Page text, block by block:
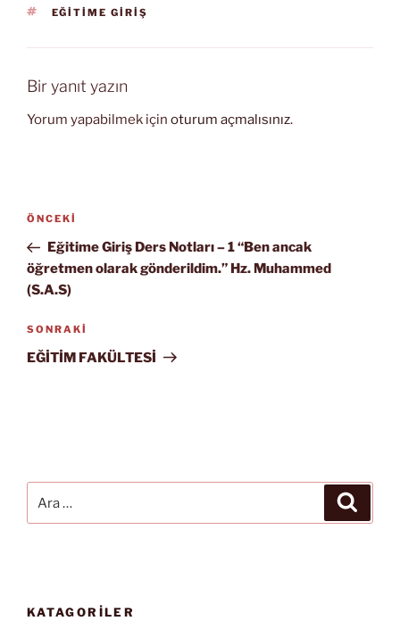
ETIKETLER
EĞİTİME GİRİŞ
Bir yanıt yazın
Yorum yapabilmek için oturum açmalısınız.
Yazı
Önceki
Yazı
ÖNCEKI
Eğitime Giriş Ders Notları – 1 “Ben ancak
öğretmen olarak gönderildim.” Hz. Muhammed
(S.A.S)
Sonraki
Yazı
SONRAKI
EĞİTİM FAKÜLTESİ
KATAGORİLER